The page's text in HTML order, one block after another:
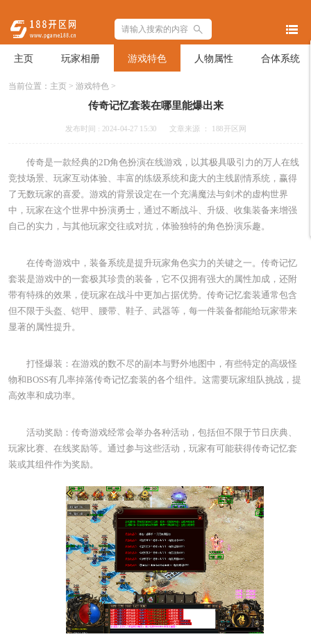
主页 玩家相册 游戏特色 人物属性 合体系统
当前位置： 主页 > 游戏特色 >
传奇记忆套装在哪里能爆出来
发布时间 : 2024-04-27 15:30 文章来源 ： 188开区网
传奇是一款经典的2D角色扮演在线游戏，以其极具吸引力的万人在线
竞技场景、玩家互动体验、丰富的练级系统和庞大的主线剧情系统，赢得
了无数玩家的喜爱。游戏的背景设定在一个充满魔法与剑术的虚构世界
中，玩家在这个世界中扮演勇士，通过不断战斗、升级、收集装备来增强
自己的实力，与其他玩家交往或对抗，体验独特的角色扮演乐趣。
在传奇游戏中，装备系统是提升玩家角色实力的关键之一。传奇记忆
套装是游戏中的一套极其珍贵的装备，它不仅拥有强大的属性加成，还附
带有特殊的效果，使玩家在战斗中更加占据优势。传奇记忆套装通常包含
但不限于头盔、铠甲、腰带、鞋子、武器等，每一件装备都能给玩家带来
显著的属性提升。
打怪爆装：在游戏的数不尽的副本与野外地图中，有些特定的高级怪
物和BOSS有几率掉落传奇记忆套装的各个组件。这需要玩家组队挑战，提
高效率和成功率。
活动奖励：传奇游戏经常会举办各种活动，包括但不限于节日庆典、
玩家比赛、在线奖励等。通过参与这些活动，玩家有可能获得传奇记忆套
装或其组件作为奖励。